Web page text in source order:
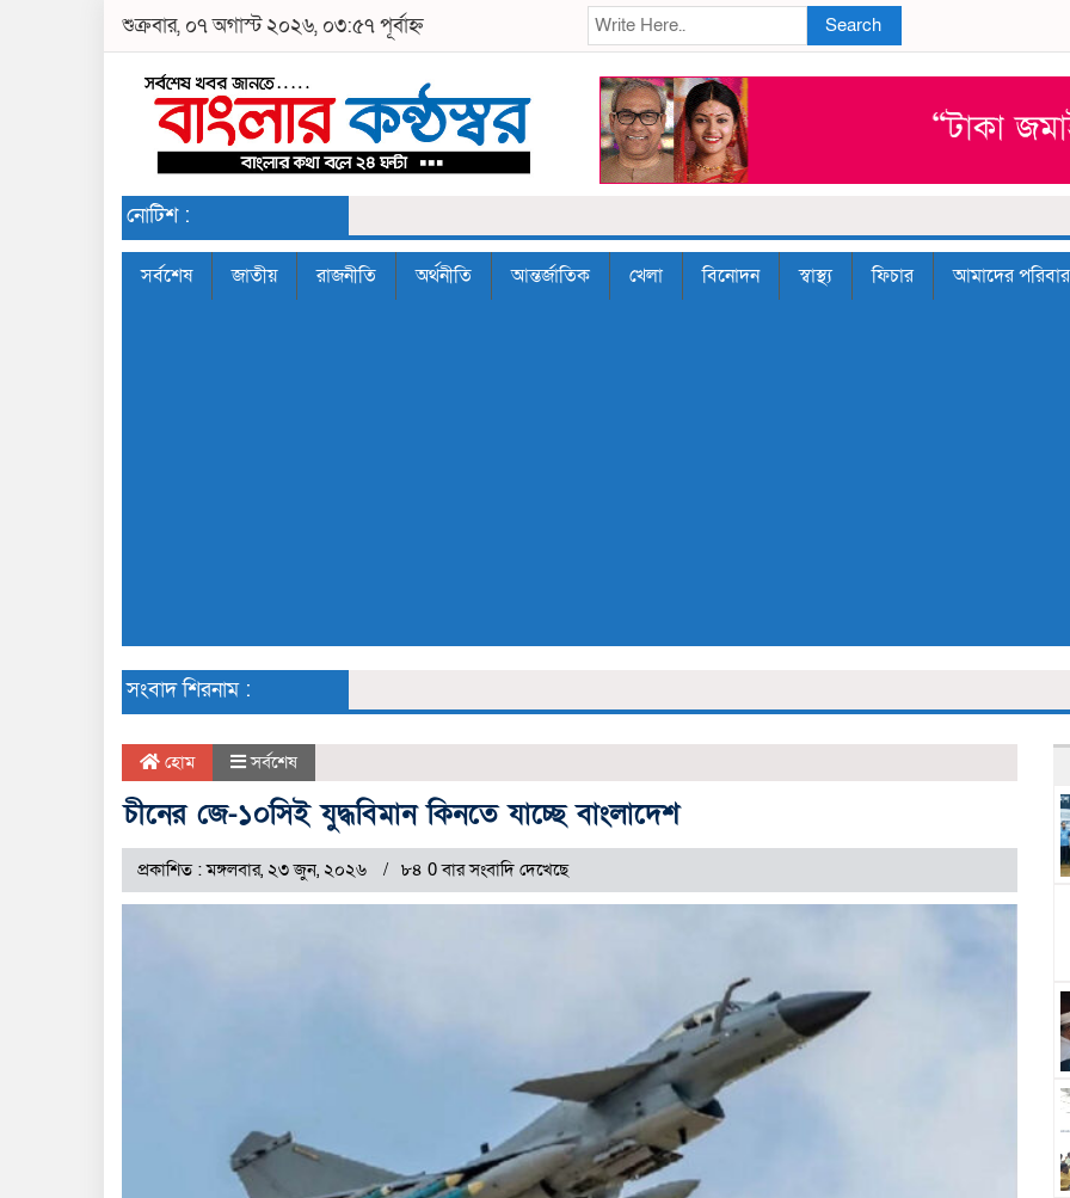
শুক্রবার, ০৭ অগাস্ট ২০২৬, ০৩:৫৭ পূর্বাহ্ন Search
নোটিশ :
সর্বশেষ জাতীয় রাজনীতি অর্থনীতি আন্তর্জাতিক খেলা বিনোদন স্বাস্থ্য ফিচার আমাদের পরিবার
সংবাদ শিরনাম :
হোম সর্বশেষ
চীনের জে-১০সিই যুদ্ধবিমান কিনতে যাচ্ছে বাংলাদেশ
প্রকাশিত : মঙ্গলবার, ২৩ জুন, ২০২৬ ৮৪ 0 বার সংবাদি দেখেছে